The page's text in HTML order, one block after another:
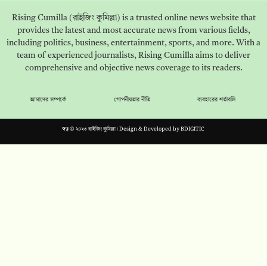
Rising Cumilla (রাইজিং কুমিল্লা) is a trusted online news website that
provides the latest and most accurate news from various fields,
including politics, business, entertainment, sports, and more. With a
team of experienced journalists, Rising Cumilla aims to deliver
comprehensive and objective news coverage to its readers.
আমাদের সম্পর্কে গোপনীয়তার নীতি ব্যবহারের শর্তাবলি
স্বত্ব © ২০২৩ রাইজিং কুমিল্লা। Design & Developed byBDIGITIC